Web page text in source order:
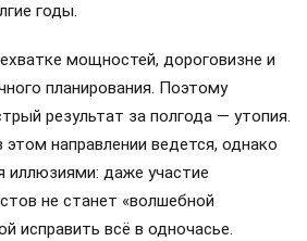
годы.
мощностей, дороговизне и
планирования. Поэтому
результат за полгода — утопия.
этом направлении ведется, однако
иллюзиями: даже участие
не станет «волшебной
исправить всё в одночасье.